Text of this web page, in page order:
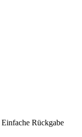
Einfache Rückgabe